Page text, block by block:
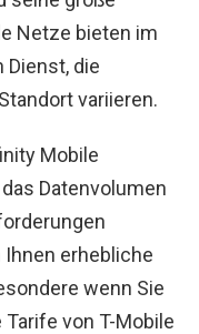
Netze bieten im
die
variieren.
Mobile
Datenvolumen
erhebliche
wenn Sie
von T-Mobile